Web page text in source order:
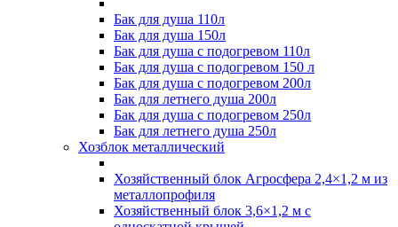
Бак для душа 110л
Бак для душа 150л
Бак для душа с подогревом 110л
Бак для душа с подогревом 150 л
Бак для душа с подогревом 200л
Бак для летнего душа 200л
Бак для душа с подогревом 250л
Бак для летнего душа 250л
Хозблок металлический
Хозяйственный блок Агросфера 2,4×1,2 м из
металлопрофиля
Хозяйственный блок 3,6×1,2 м с